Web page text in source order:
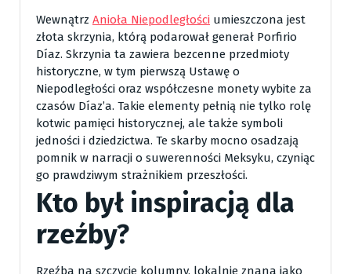
Wewnątrz Anioła Niepodległości umieszczona jest
złota skrzynia, którą podarował generał Porfirio
Díaz. Skrzynia ta zawiera bezcenne przedmioty
historyczne, w tym pierwszą Ustawę o
Niepodległości oraz współczesne monety wybite za
czasów Díaz’a. Takie elementy pełnią nie tylko rolę
kotwic pamięci historycznej, ale także symboli
jedności i dziedzictwa. Te skarby mocno osadzają
pomnik w narracji o suwerenności Meksyku, czyniąc
go prawdziwym strażnikiem przeszłości.
Kto był inspiracją dla
rzeźby?
Rzeźba na szczycie kolumny, lokalnie znana jako